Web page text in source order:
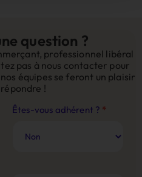
question ?
professionnel libéral
pas à nous contacter pour
équipes se feront un plaisir
!
Contact
Web
Êtes-vous adhérent ? *